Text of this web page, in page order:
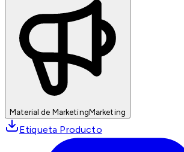
Material de MarketingMarketing
Etiqueta Producto